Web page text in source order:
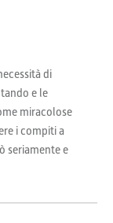
di
e le
miracolose
i compiti a
seriamente e